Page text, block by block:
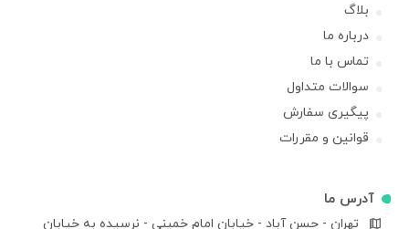
بلاگ
درباره ما
تماس با ما
سوالات متداول
پیگیری سفارش
قوانین و مقررات
آدرس ما
تهران - حسن آباد - خیابان امام خمینی - نرسیده به خیابان